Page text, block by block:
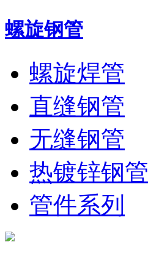
螺旋钢管
螺旋焊管
直缝钢管
无缝钢管
热镀锌钢管
管件系列